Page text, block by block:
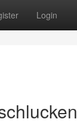
Login